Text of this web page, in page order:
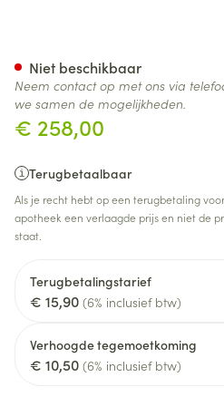
€ 258,00
Terugbetaalbaar
Als je recht hebt op een terugbetaling
apotheek een verlaagde prijs en niet de
staat.
Terugbetalingstarief
€ 15,90 (6% inclusief btw)
Verhoogde tegemoetkoming
€ 10,50 (6% inclusief btw)
Niet beschikbaar
Neem contact op met ons via
we samen de mogelijkheden.